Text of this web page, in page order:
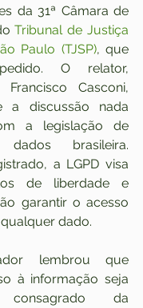
da 31ª Câmara de
Tribunal de Justiça
Paulo (TJSP), que
O relator,
Francisco Casconi,
a discussão nada
a legislação de
brasileira.
a LGPD visa
de liberdade e
garantir o acesso
dado.
lembrou que
à informação seja